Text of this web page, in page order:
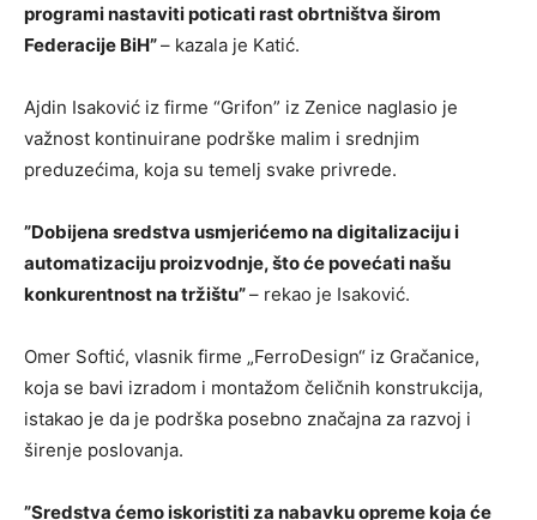
programi nastaviti poticati rast obrtništva širom
Federacije BiH”– kazala je Katić.
Ajdin Isaković iz firme “Grifon” iz Zenice naglasio je
važnost kontinuirane podrške malim i srednjim
preduzećima, koja su temelj svake privrede.
”Dobijena sredstva usmjerićemo na digitalizaciju i
automatizaciju proizvodnje, što će povećati našu
konkurentnost na tržištu”– rekao je Isaković.
Omer Softić, vlasnik firme „FerroDesign“ iz Gračanice,
koja se bavi izradom i montažom čeličnih konstrukcija,
istakao je da je podrška posebno značajna za razvoj i
širenje poslovanja.
”Sredstva ćemo iskoristiti za nabavku opreme koja će